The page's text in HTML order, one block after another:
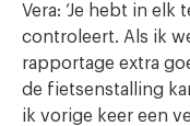
Vera: ‘Je hebt in elk
controleert. Als ik
rapportage extra
de fietsenstalling
ik vorige keer een